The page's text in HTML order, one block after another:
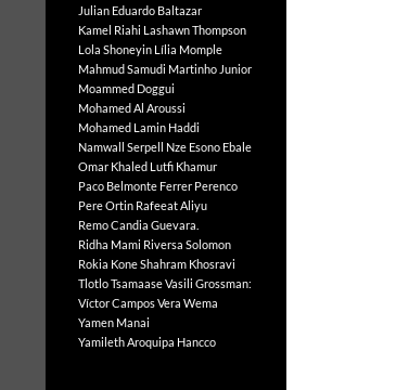
Julian Eduardo Baltazar
Kamel Riahi Lashawn Thompson
Lola Shoneyin Lília Momple
Mahmud Samudi Martinho Junior
Moammed Doggui
Mohamed Al Aroussi
Mohamed Lamin Haddi
Namwall Serpell Nze Esono Ebale
Omar Khaled Lutfi Khamur
Paco Belmonte Ferrer Perenco
Pere Ortin Rafeeat Aliyu
Remo Candia Guevara.
Ridha Mami Riversa Solomon
Rokia KoneShahram Khosravi
Tlotlo TsamaaseVasili Grossman:
Víctor Campos Vera Wema
Yamen Manai
Yamileth Aroquipa Hancco